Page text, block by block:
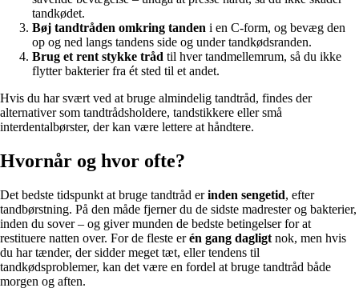
tandkødet.
Bøj tandtråden omkring tanden i en C-form, og bevæg den
op og ned langs tandens side og under tandkødsranden.
Brug et rent stykke tråd til hver tandmellemrum, så du ikke
flytter bakterier fra ét sted til et andet.
Hvis du har svært ved at bruge almindelig tandtråd, findes der
alternativer som tandtrådsholdere, tandstikkere eller små
interdentalbørster, der kan være lettere at håndtere.
Hvornår og hvor ofte?
Det bedste tidspunkt at bruge tandtråd erinden sengetid, efter
tandbørstning. På den måde fjerner du de sidste madrester og bakterier,
inden du sover – og giver munden de bedste betingelser for at
restituere natten over. For de fleste erén gang dagligt nok, men hvis
du har tænder, der sidder meget tæt, eller tendens til
tandkødsproblemer, kan det være en fordel at bruge tandtråd både
morgen og aften.